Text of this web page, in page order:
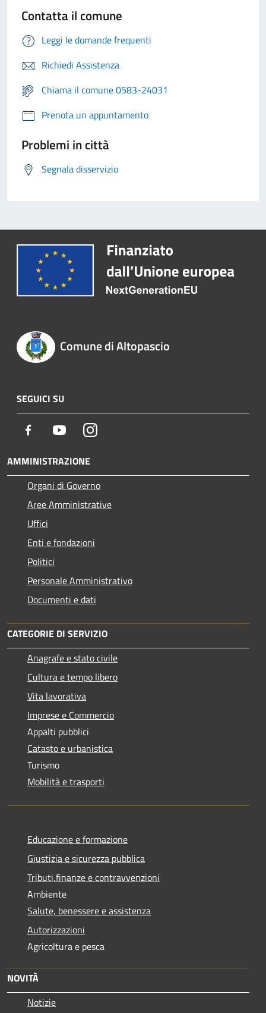
Contatta il comune
Leggi le domande frequenti
Richiedi Assistenza
Chiama il comune 0583-24031
Prenota un appuntamento
Problemi in città
Segnala disservizio
Comune di Altopascio
SEGUICI SU
Facebook YoutubeInstagram
AMMINISTRAZIONE
Organi di Governo
Aree Amministrative
Uffici
Enti e fondazioni
Politici
Personale Amministrativo
Documenti e dati
CATEGORIE DI SERVIZIO
Anagrafe e stato civile
Cultura e tempo libero
Vita lavorativa
Imprese e Commercio
Appalti pubblici
Catasto e urbanistica
Turismo
Mobilità e trasporti
Educazione e formazione
Giustizia e sicurezza pubblica
Tributi,finanze e contravvenzioni
Ambiente
Salute, benessere e assistenza
Autorizzazioni
Agricoltura e pesca
NOVITÀ
Notizie